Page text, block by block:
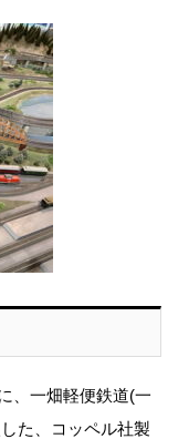
、一畑軽便鉄道(一
た、コッペル社製